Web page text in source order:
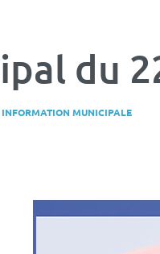
du
INFORMATION MUNICIPALE